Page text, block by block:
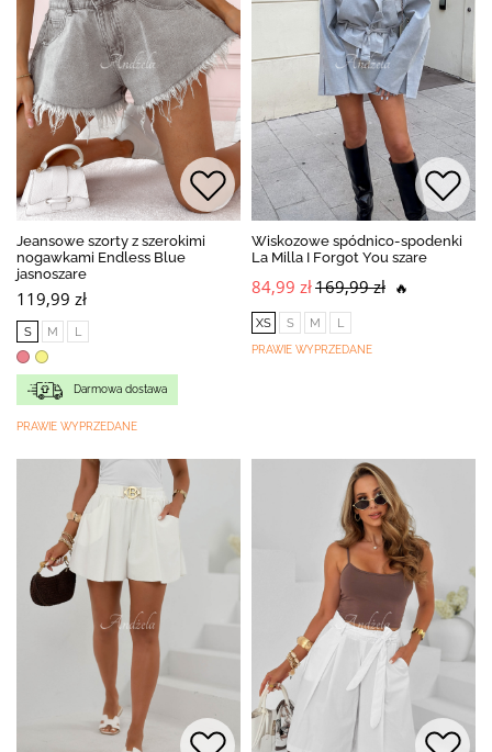
Jeansowe szorty z szerokimi
nogawkami Endless Blue
jasnoszare
119,99 zł
S M L
Darmowa dostawa
PRAWIE WYPRZEDANE
Wiskozowe spódnico-spodenki
La Milla I Forgot You szare
84,99 zł169,99 zł 🔥
XS S M L
PRAWIE WYPRZEDANE